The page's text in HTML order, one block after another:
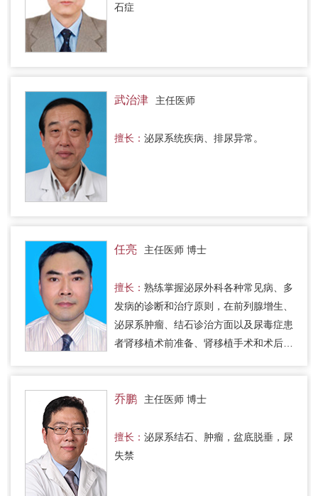
石症
武治津 主任医师
擅长： 泌尿系统疾病、排尿异常。
任亮 主任医师 博士
擅长： 熟练掌握泌尿外科各种常见病、多
发病的诊断和治疗原则，在前列腺增生、
泌尿系肿瘤、结石诊治方面以及尿毒症患
者肾移植术前准备、肾移植手术和术后并
乔鹏 主任医师 博士
擅长： 泌尿系结石、肿瘤，盆底脱垂，尿
失禁